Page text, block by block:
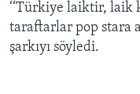
‘‘Türkiye laiktir, laik
taraftarlar pop stara
şarkıyı söyledi.